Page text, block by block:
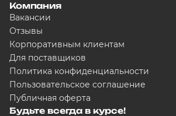
Компания
Вакансии
Отзывы
Корпоративным клиентам
Для поставщиков
Политика конфиденциальности
Пользовательское соглашение
Публичная оферта
Будьте всегда в курсе!